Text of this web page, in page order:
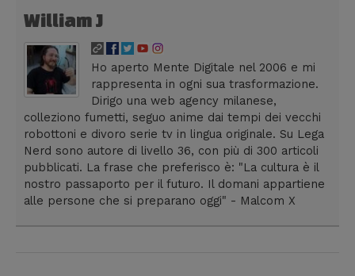
William J
Ho aperto Mente Digitale nel 2006 e mi
rappresenta in ogni sua trasformazione.
Dirigo una web agency milanese,
colleziono fumetti, seguo anime dai tempi dei vecchi
robottoni e divoro serie tv in lingua originale. Su Lega
Nerd sono autore di livello 36, con più di 300 articoli
pubblicati. La frase che preferisco è: "La cultura è il
nostro passaporto per il futuro. Il domani appartiene
alle persone che si preparano oggi" - Malcom X